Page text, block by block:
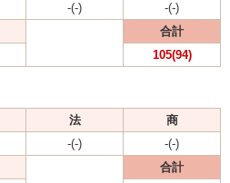
-(-)
-(-)
合計
105(94)
法
商
-(-)
-(-)
合計